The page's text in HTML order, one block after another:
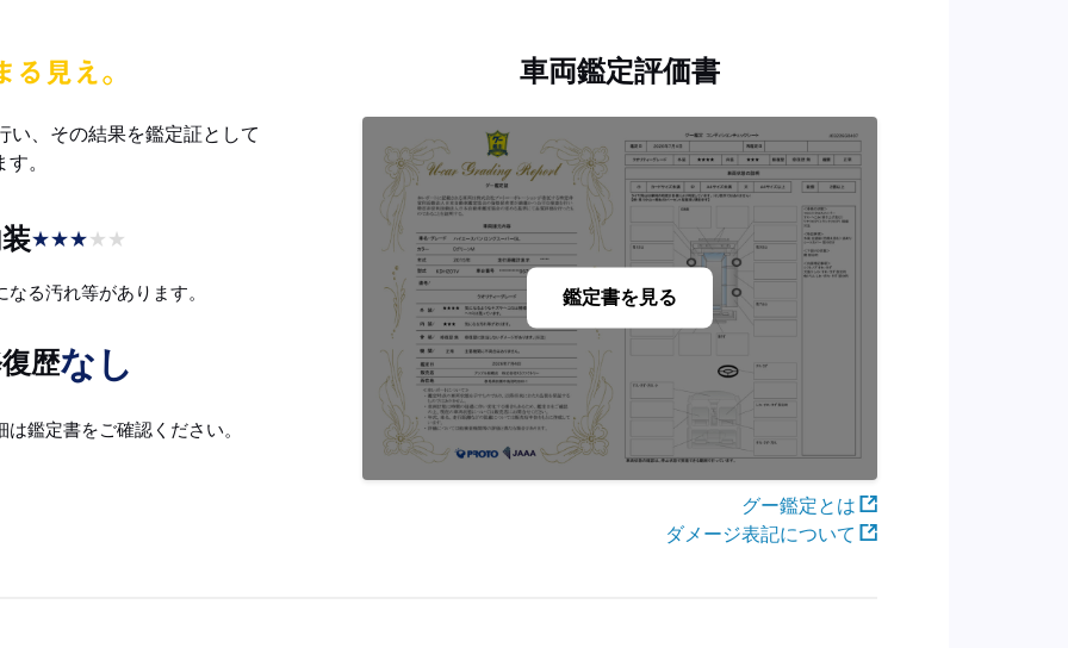
い、その結果を鑑定証として
。
★★★★ ★
なる汚れ等があります。
歴なし
は鑑定書をご確認ください。
車両鑑定評価書
鑑定書を見る
グー鑑定とは
ダメージ表記について